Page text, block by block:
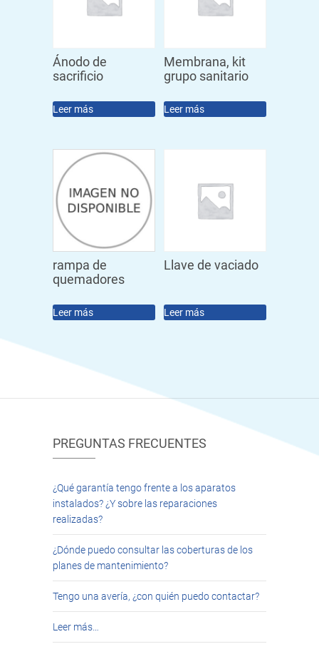
Ánodo de
sacrificio
Leer más
Membrana, kit
grupo sanitario
Leer más
rampa de
quemadores
Leer más
Llave de vaciado
Leer más
PREGUNTAS FRECUENTES
¿Qué garantía tengo frente a los aparatos
instalados? ¿Y sobre las reparaciones
realizadas?
¿Dónde puedo consultar las coberturas de los
planes de mantenimiento?
Tengo una avería, ¿con quién puedo contactar?
Leer más…